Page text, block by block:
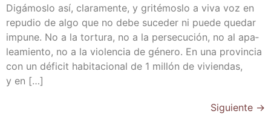
Digá­mos­lo así, cla­ra­men­te, y gri­té­mos­lo a viva voz en
repu­dio de algo que no debe suce­der ni pue­de que­dar
impu­ne. No a la tor­tu­ra, no a la per­se­cu­ción, no al apa­
lea­mien­to, no a la vio­len­cia de géne­ro. En una pro­vin­cia
con un défi­cit habi­ta­cio­nal de 1 millón de vivien­das,
y en […]
Siguiente →